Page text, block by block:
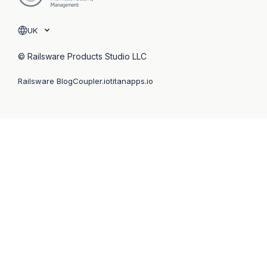
UK
Railsware BlogCoupler.iotitanapps.io
© Railsware Products Studio LLC